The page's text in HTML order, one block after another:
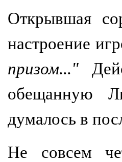
Открывшая
настроение
призом..."
обещанную
думалось в
Не совсем